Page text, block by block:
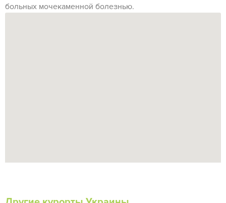
больных мочекаменной болезнью.